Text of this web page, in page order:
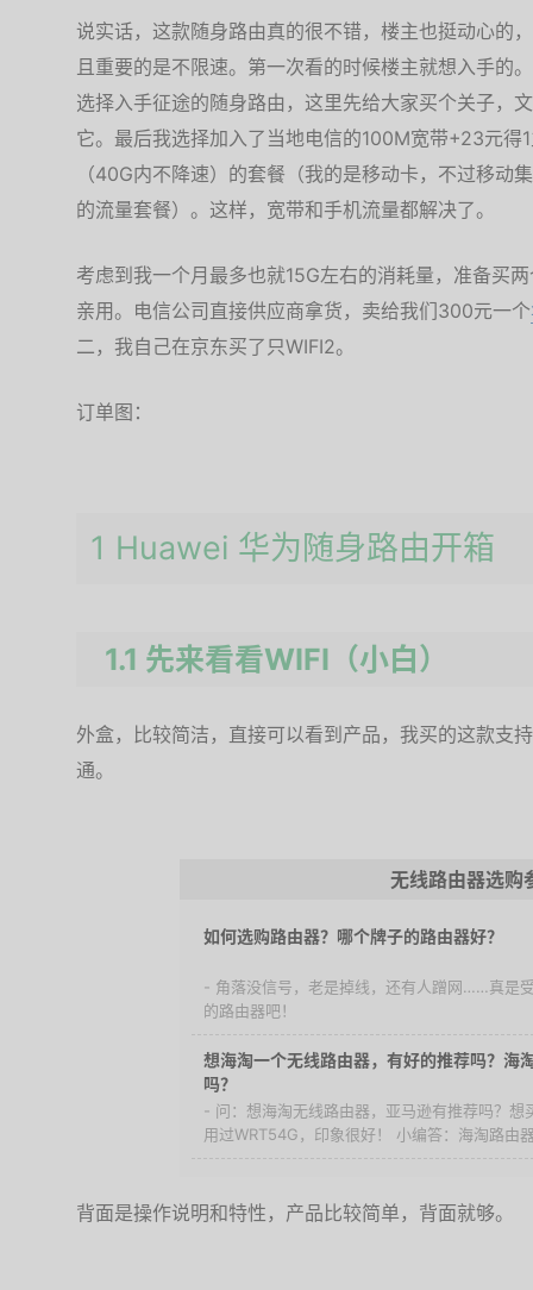
说实话，这款随身路由真的很不错，楼主也挺动心的
且重要的是不限速。第一次看的时候楼主就想入手的
选择入手征途的随身路由，这里先给大家买个关子，
它。最后我选择加入了当地电信的100M宽带+23元
（40G内不降速）的套餐（我的是移动卡，不过移动
的流量套餐）。这样，宽带和手机流量都解决了。
考虑到我一个月最多也就15G左右的消耗量，准备买
亲用。电信公司直接供应商拿货，卖给我们300元一个
二，我自己在京东买了只WIFI2。
订单图：
1 Huawei 华为随身路由开箱
1.1 先来看看WIFI（小白）
外盒，比较简洁，直接可以看到产品，我买的这款支
通。
无线路由器选购
如何选购路由器？哪个牌子的路由器好？
- 角落没信号，老是掉线，还有人蹭网……真是
的路由器吧！
想海淘一个无线路由器，有好的推荐吗？海
吗？
- 问：想海淘无线路由器，亚马逊有推荐吗？
用过WRT54G，印象很好！ 小编答：海淘路由
背面是操作说明和特性，产品比较简单，背面就够。